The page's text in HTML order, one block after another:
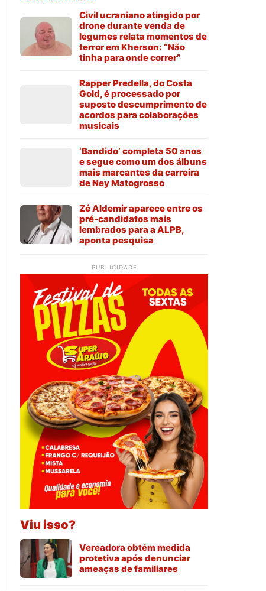
Civil ucraniano atingido por
drone durante venda de
legumes relata momentos de
terror em Kherson: “Não
tinha para onde correr”
Rapper Predella, do Costa
Gold, é processado por
suposto descumprimento de
acordos para colaborações
musicais
‘Bandido’ completa 50 anos
e segue como um dos álbuns
mais marcantes da carreira
de Ney Matogrosso
Zé Aldemir aparece entre os
pré-candidatos mais
lembrados para a ALPB,
aponta pesquisa
PUBLICIDADE
Viu isso?
Vereadora obtém medida
protetiva após denunciar
ameaças de familiares